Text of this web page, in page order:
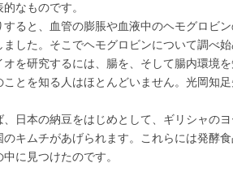
なものです。
ると、血管の膨脹や血液中のヘモグロビ
した。そこでヘモグロビンについて調べ
を研究するには、腸を、そして腸内環境
とを知る人はほとんどいません。光岡知
日本の納豆をはじめとして、ギリシャの
キムチがあげられます。これらには発酵
中に見つけたのです。